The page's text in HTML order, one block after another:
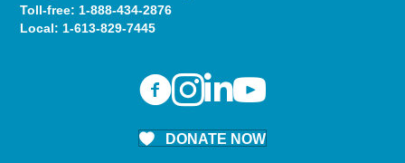
Toll-free: 1-888-434-2876
Local: 1-613-829-7445
DONATE NOW